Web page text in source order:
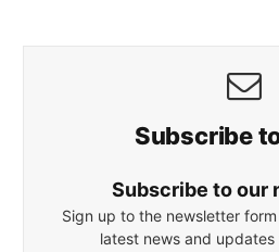
Subscribe
Subscribe to our
Sign up to the newsletter
latest news and